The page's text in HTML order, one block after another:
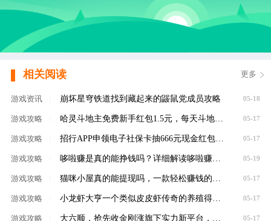
相关阅读 更多
游戏资讯 崩坏星穹铁道找到藏起来的鼹鼠党成员攻略 05-18
游戏攻略 哈灵斗地主免费新手红包1.5元，每天斗地主领元 05-17
游戏攻略 招行APP申领电子社保卡抽666元现金红包，100%有礼 05-17
游戏攻略 哆啦赚是真的能挣钱吗？详细解读哆啦赚是不是 05-19
游戏攻略 05-17
游戏攻略 小龙虾大亨一个类似皮皮虾传奇的养殖得分红虾 05-17
游戏攻略 05-17